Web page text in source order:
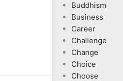
Buddhism
Business
Career
Challenge
Change
Choice
Choose